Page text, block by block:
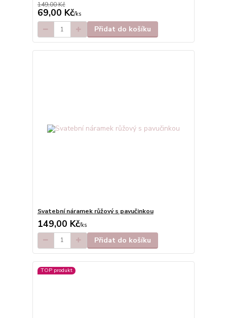
149,00 Kč
69,00 Kč/ks
Přidat do košíku
Svatební náramek růžový s pavučinkou
149,00 Kč/ks
Přidat do košíku
TOP produkt